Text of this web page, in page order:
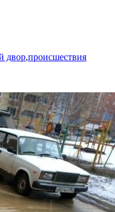
двор,происшествия